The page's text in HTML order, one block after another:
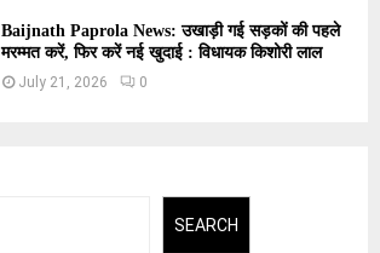
Baijnath Paprola News: उखाड़ी गई सड़कों की पहले
मरम्मत करें, फिर करें नई खुदाई : विधायक किशोरी लाल
July 21, 2026 0
SEARCH